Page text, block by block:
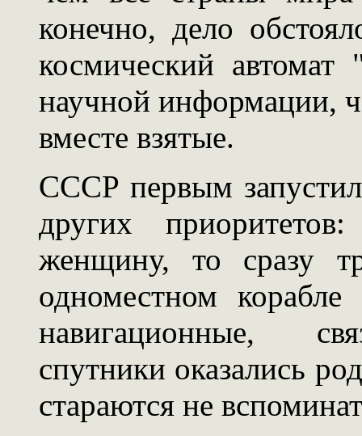
конечно, дело
космический
научной информации,
вместе взятые.
СССР первым
других
женщину, то сразу
одноместном
навигационные,
спутники оказались
стараются не